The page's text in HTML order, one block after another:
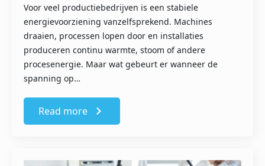
Voor veel productiebedrijven is een stabiele
energievoorziening vanzelfsprekend. Machines
draaien, processen lopen door en installaties
produceren continu warmte, stoom of andere
procesenergie. Maar wat gebeurt er wanneer de
spanning op…
Read more